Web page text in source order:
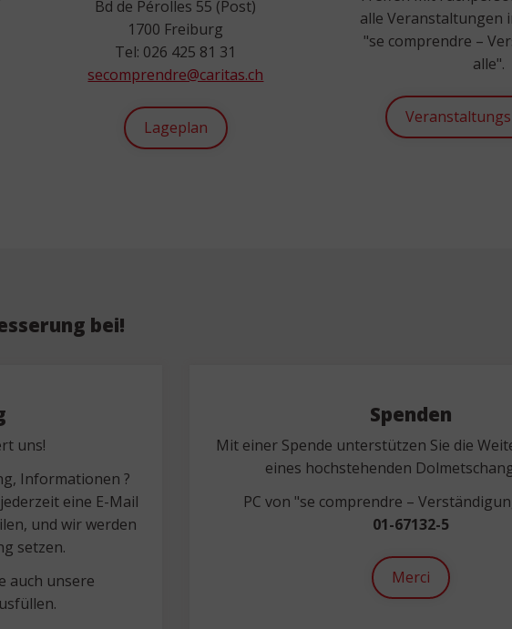
Bd de Pérolles 55 (Post)
1700 Freiburg
Tel: 026 425 81 31
secomprendre@caritas.ch
Lageplan
alle Veranstaltungen
"se comprendre –
alle".
bei!
uns!
Informationen ?
eine E-Mail
und wir werden
setzen.
auch unsere
Spenden
Mit einer Spende unterstützen Sie die
eines hochstehenden
PC von "se comprendre –
01-67132-5
Merci